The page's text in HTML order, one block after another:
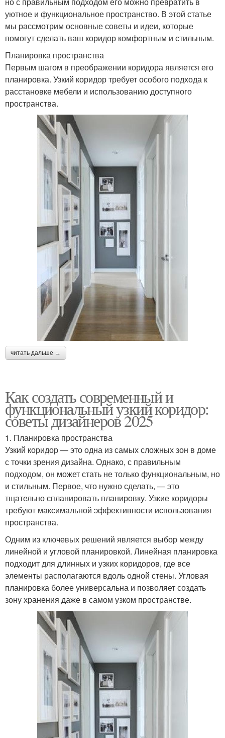
уютное и функциональное пространство. В этой статье
мы рассмотрим основные советы и идеи, которые
помогут сделать ваш коридор комфортным и стильным.
Планировка пространства
Первым шагом в преображении коридора является его
планировка. Узкий коридор требует особого подхода к
расстановке мебели и использованию доступного
пространства.
читать дальше →
Как создать современный и
функциональный узкий коридор:
советы дизайнеров 2025
1. Планировка пространства
Узкий коридор — это одна из самых сложных зон в доме
с точки зрения дизайна. Однако, с правильным
подходом, он может стать не только функциональным, но
и стильным. Первое, что нужно сделать, — это
тщательно спланировать планировку. Узкие коридоры
требуют максимальной эффективности использования
пространства.
Одним из ключевых решений является выбор между
линейной и угловой планировкой. Линейная планировка
подходит для длинных и узких коридоров, где все
элементы располагаются вдоль одной стены. Угловая
планировка более универсальна и позволяет создать
зону хранения даже в самом узком пространстве.